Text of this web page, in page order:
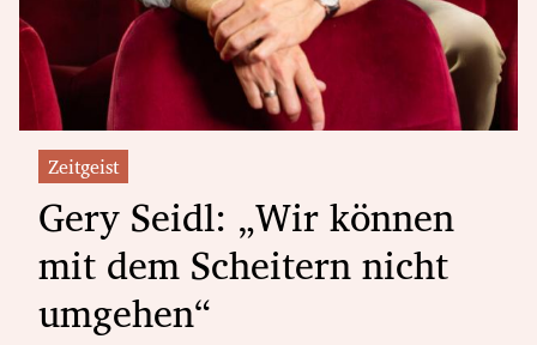
Zeitgeist
Gery Seidl: „Wir können
mit dem Scheitern nicht
umgehen“